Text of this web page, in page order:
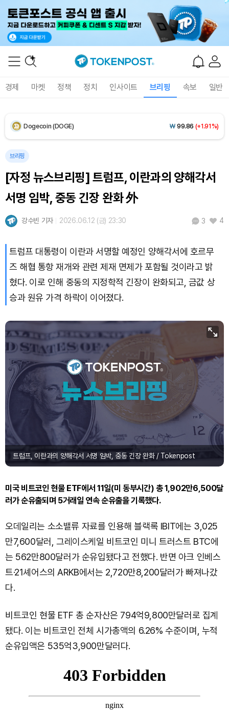
경제 마켓 정책 정치 인사이트 브리핑 속보 일반
Solana (SOL) ₩107,093(+3.67%)
Bitcoin (BTC) 91,507,048(+0.54%)
브리핑
[자정 뉴스브리핑] 트럼프, 이란과의 양해각서
서명 임박, 중동 긴장 완화 外
강수빈 기자 2026.06.12 (금) 23:30 3 4
트럼프 대통령이 이란과 서명할 예정인 양해각서에 호르무
즈 해협 통항 재개와 관련 제재 면제가 포함될 것이라고 밝
혔다. 이로 인해 중동의 지정학적 긴장이 완화되고, 금값 상
승과 원유 가격 하락이 이어졌다.
트럼프, 이란과의 양해각서 서명 임박, 중동 긴장 완화 / Tokenpost
미국 비트코인 현물 ETF에서 11일(미 동부시간) 총 1,902만6,500달
러가 순유출되며 5거래일 연속 순유출을 기록했다.
오데일리는 소소밸류 자료를 인용해 블랙록 IBIT에는 3,025
만7,600달러, 그레이스케일 비트코인 미니 트러스트 BTC에
는 562만800달러가 순유입됐다고 전했다. 반면 아크 인베스
트·21셰어스의 ARKB에서는 2,720만8,200달러가 빠져나갔
다.
비트코인 현물 ETF 총 순자산은 794억9,800만달러로 집계
됐다. 이는 비트코인 전체 시가총액의 6.26% 수준이며, 누적
순유입액은 535억3,900만달러다.